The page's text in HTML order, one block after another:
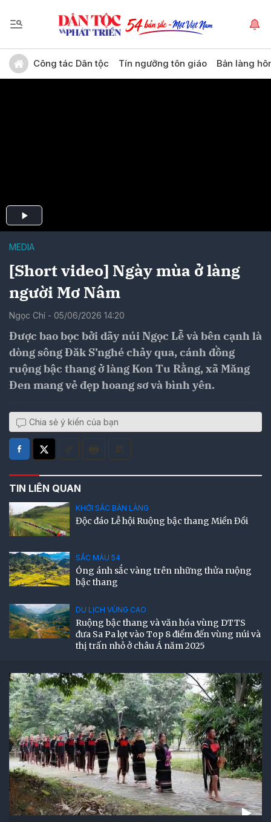
Công tác Dân tộc Tín ngưỡng tôn giáo Bản làng
MEDIA
[Short video] Ngày mùa ở làng
người Mơ Nâm
Ngọc Chí - 05/06/2026 14:20
Được bao bọc bởi dãy núi Ngọc Lễ và bên cạnh là
dòng sông Đăk S’nghé chảy qua, cánh đồng
ruộng bậc thang ở làng Kon Tu Rằng, xã Măng
Đen mang vẻ đẹp hoang sơ và bình yên.
Chia sẻ ý kiến của bạn
TIN LIÊN QUAN
KHỞI SẮC BẢN LÀNG
Độc đáo Lễ hội Ruộng bậc thang Miền Đồi
SẮC MÀU 54
Óng ánh sắc vàng trên những thửa ruộng
bậc thang
DU LỊCH VÙNG CAO
Ruộng bậc thang và văn hóa vùng DTTS
đưa Sa Pa lọt vào Top 8 điểm đến vùng núi và
thị trấn nhỏ ở châu Á năm 2025